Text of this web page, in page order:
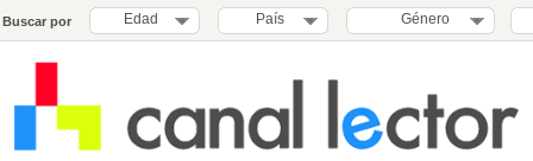
Buscar por Edad País Género